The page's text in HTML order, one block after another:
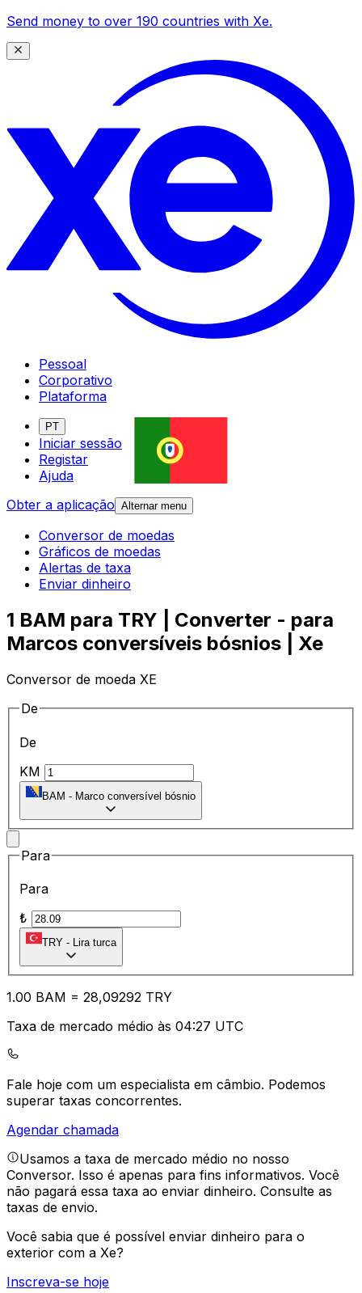
Send money to over 190 countries with Xe.
Pessoal
Corporativo
Plataforma
PT
Iniciar sessão
Registar
Ajuda
Obter a aplicação Alternar menu
Conversor de moedas
Gráficos de moedas
Alertas de taxa
Enviar dinheiro
1 BAM para TRY | Converter - para
Marcos conversíveis bósnios | Xe
Conversor de moeda XE
De
De
KM
BAM - Marco conversível bósnio
Para
Para
₺
TRY - Lira turca
1.00 BAM = 28,09292 TRY
Taxa de mercado médio às 04:27 UTC
Fale hoje com um especialista em câmbio. Podemos
superar taxas concorrentes.
Agendar chamada
Usamos a taxa de mercado médio no nosso
Conversor. Isso é apenas para fins informativos. Você
não pagará essa taxa ao enviar dinheiro. Consulte as
taxas de envio.
Você sabia que é possível enviar dinheiro para o
exterior com a Xe?
Inscreva-se hoje